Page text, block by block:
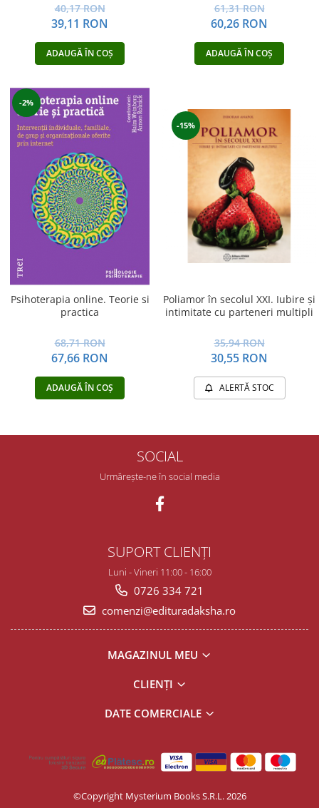
40,17 RON
39,11 RON
ADAUGĂ ÎN COȘ
61,31 RON
60,26 RON
ADAUGĂ ÎN COȘ
-2%
Psihoterapia online. Teorie si
practica
68,71 RON
67,66 RON
ADAUGĂ ÎN COȘ
-15%
Poliamor în secolul XXI. Iubire și
intimitate cu parteneri multipli
35,94 RON
30,55 RON
ALERTĂ STOC
SOCIAL
Urmărește-ne în social media
SUPORT CLIENȚI
Luni - Vineri 11:00 - 16:00
0726 334 721
comenzi@edituradaksha.ro
MAGAZINUL MEU
CLIENȚI
DATE COMERCIALE
©Copyright Mysterium Books S.R.L. 2026